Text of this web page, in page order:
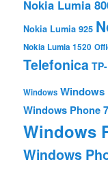
Nokia Lumia
Nokia Lumia 925
Nokia Lumia 1520
Telefonica
Windows Windows
Windows Phone
Windows
Windows